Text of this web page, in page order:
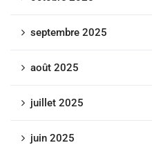
septembre 2025
août 2025
juillet 2025
juin 2025